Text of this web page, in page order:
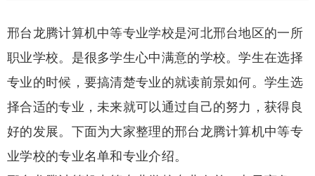
邢台龙腾计算机中等专业学校是河北邢台地区的一所
职业学校。是很多学生心中满意的学校。学生在选择
专业的时候，要搞清楚专业的就读前景如何。学生选
择合适的专业，未来就可以通过自己的努力，获得良
好的发展。下面为大家整理的邢台龙腾计算机中等专
业学校的专业名单和专业介绍。